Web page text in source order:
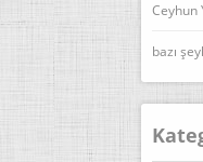
Ceyhun
bazı